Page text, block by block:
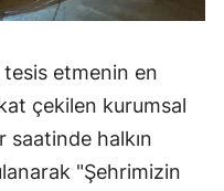
Şanlıurfa
Van
etmenin en
çekilen kurumsal
saatinde halkın
"Şehrimizin